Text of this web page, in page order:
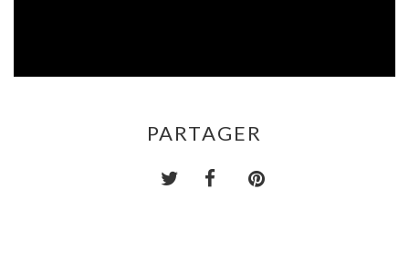
PARTAGER